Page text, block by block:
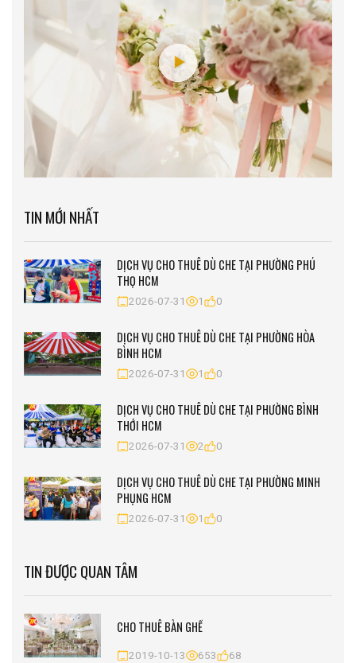
TIN MỚI NHẤT
DỊCH VỤ CHO THUÊ DÙ CHE TẠI PHƯỜNG PHÚ
THỌ HCM
2026-07-31 1 0
DỊCH VỤ CHO THUÊ DÙ CHE TẠI PHƯỜNG HÒA
BÌNH HCM
2026-07-31 1 0
DỊCH VỤ CHO THUÊ DÙ CHE TẠI PHƯỜNG BÌNH
THỚI HCM
2026-07-31 2 0
DỊCH VỤ CHO THUÊ DÙ CHE TẠI PHƯỜNG MINH
PHỤNG HCM
2026-07-31 1 0
TIN ĐƯỢC QUAN TÂM
CHO THUÊ BÀN GHẾ
2019-10-13 653 68